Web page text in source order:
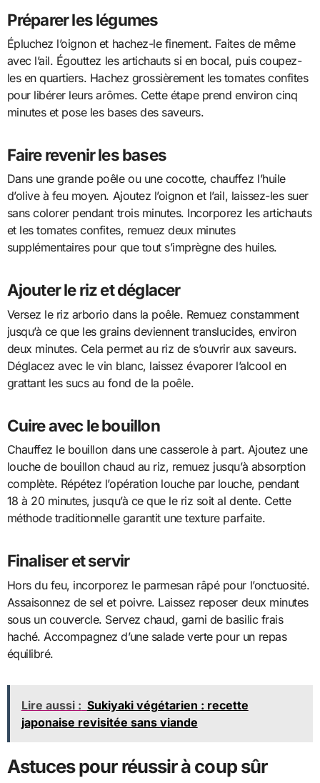
Préparer les légumes
Épluchez l’oignon et hachez-le finement. Faites de même
avec l’ail. Égouttez les artichauts si en bocal, puis coupez-
les en quartiers. Hachez grossièrement les tomates confites
pour libérer leurs arômes. Cette étape prend environ cinq
minutes et pose les bases des saveurs.
Faire revenir les bases
Dans une grande poêle ou une cocotte, chauffez l’huile
d’olive à feu moyen. Ajoutez l’oignon et l’ail, laissez-les suer
sans colorer pendant trois minutes. Incorporez les artichauts
et les tomates confites, remuez deux minutes
supplémentaires pour que tout s’imprègne des huiles.
Ajouter le riz et déglacer
Versez le riz arborio dans la poêle. Remuez constamment
jusqu’à ce que les grains deviennent translucides, environ
deux minutes. Cela permet au riz de s’ouvrir aux saveurs.
Déglacez avec le vin blanc, laissez évaporer l’alcool en
grattant les sucs au fond de la poêle.
Cuire avec le bouillon
Chauffez le bouillon dans une casserole à part. Ajoutez une
louche de bouillon chaud au riz, remuez jusqu’à absorption
complète. Répétez l’opération louche par louche, pendant
18 à 20 minutes, jusqu’à ce que le riz soit al dente. Cette
méthode traditionnelle garantit une texture parfaite.
Finaliser et servir
Hors du feu, incorporez le parmesan râpé pour l’onctuosité.
Assaisonnez de sel et poivre. Laissez reposer deux minutes
sous un couvercle. Servez chaud, garni de basilic frais
haché. Accompagnez d’une salade verte pour un repas
équilibré.
Lire aussi : Sukiyaki végétarien : recette
japonaise revisitée sans viande
Astuces pour réussir à coup sûr